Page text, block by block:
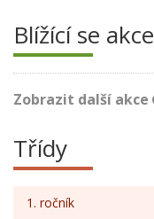
Blížící se akce
Zobrazit další akce
Třídy
1. ročník